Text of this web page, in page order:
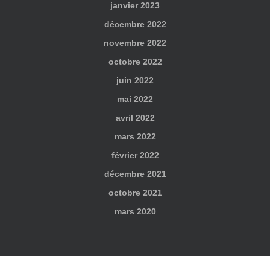
janvier 2023
décembre 2022
novembre 2022
octobre 2022
juin 2022
mai 2022
avril 2022
mars 2022
février 2022
décembre 2021
octobre 2021
mars 2020